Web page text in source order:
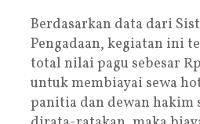
Berdasarkan data dari
Pengadaan, kegiatan ini
total nilai pagu sebesar
untuk membiayai sewa
panitia dan dewan hakim